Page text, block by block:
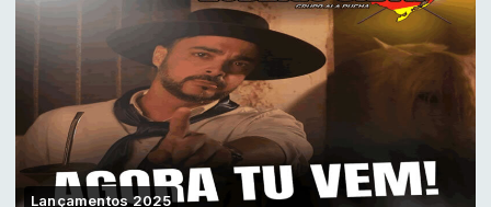
Lançamentos 2025